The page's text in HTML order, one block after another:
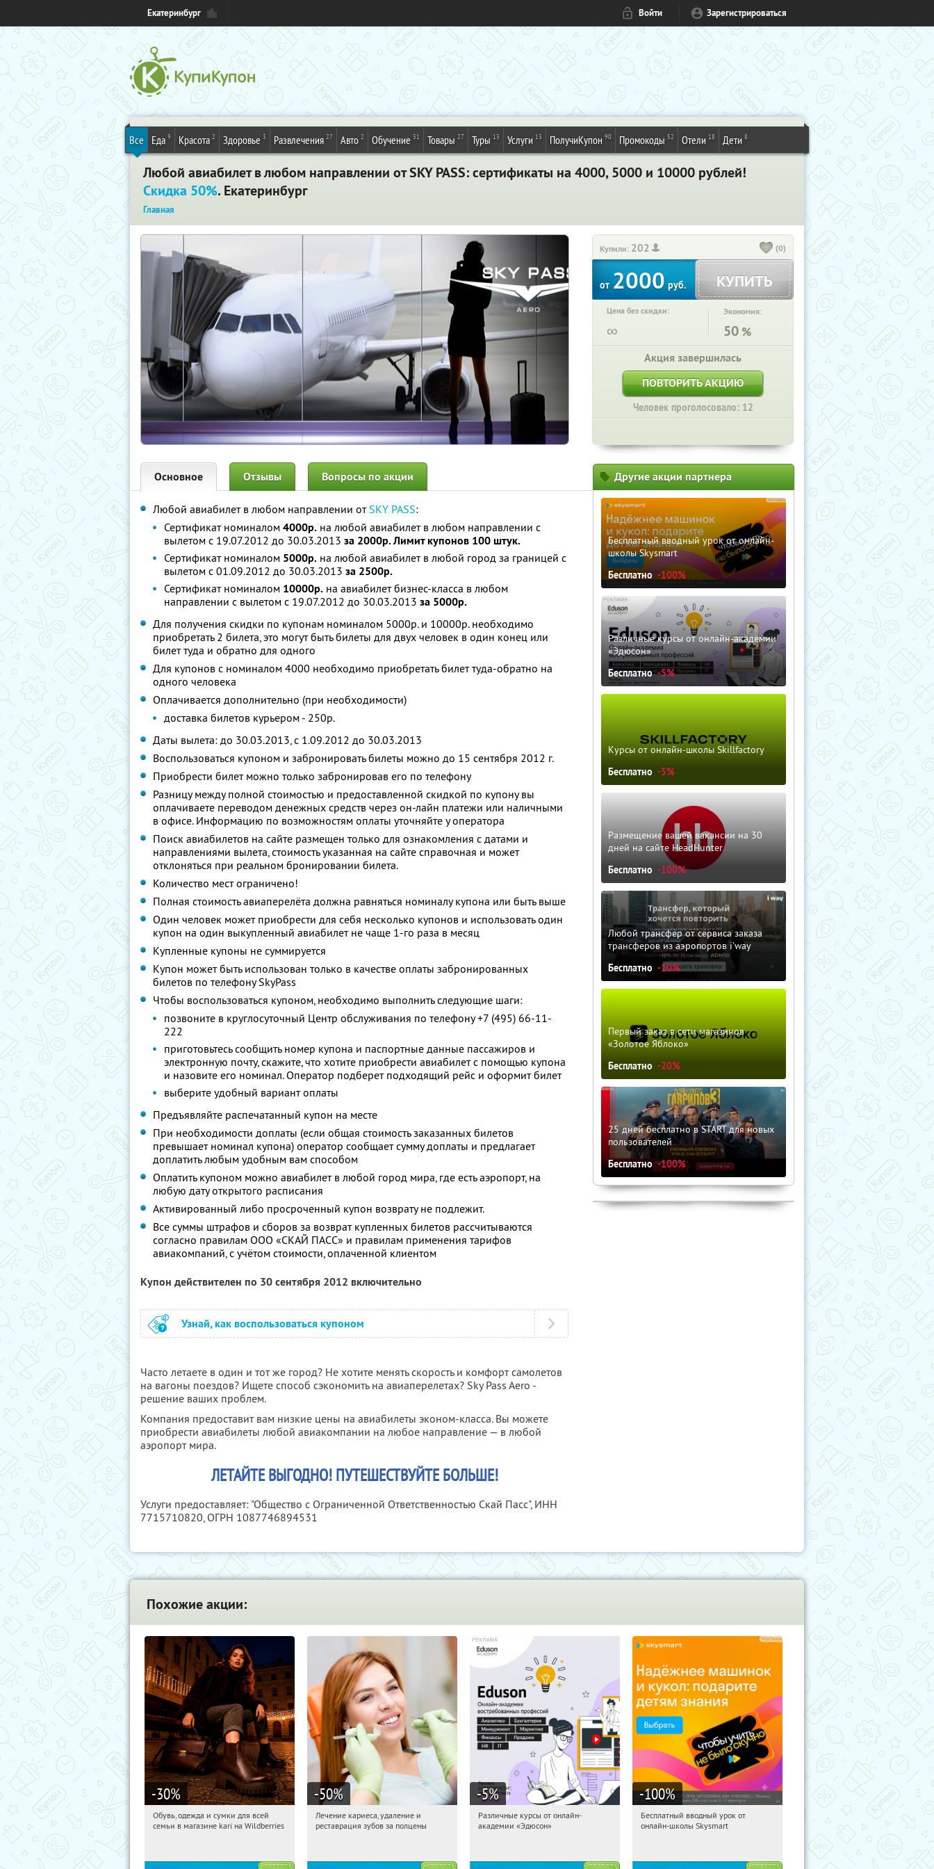
Екатеринбург Войти Зарегистрироваться
Все Еда 9 Красота 2 Здоровье 3 Развлечения 27 Авто 2 Обучение 31 Товары 27 Туры 13 Услуги 13 ПолучиКупон 90 Промокоды 52 Отели 18 Дети 8
Любой авиабилет в любом направлении от SKY PASS: сертификаты на 4000, 5000 и 10000 рублей!
Скидка 50%. Екатеринбург
Главная
Купили: 202 (0)
от 2000 руб. КУПИТЬ
Цена без скидки:
∞
Экономия:
50 %
Акция завершилась
ПОВТОРИТЬ АКЦИЮ
Человек проголосовало: 12
Основное Отзывы Вопросы по акции
Любой авиабилет в любом направлении от SKY PASS:
Сертификат номиналом 4000р. на любой авиабилет в любом направлении с
вылетом c 19.07.2012 до 30.03.2013 за 2000р. Лимит купонов 100 штук.
Сертификат номиналом 5000р. на любой авиабилет в любой город за границей с
вылетом с 01.09.2012 до 30.03.2013 за 2500р.
Сертификат номиналом 10000р. на авиабилет бизнес-класса в любом
направлении с вылетом c 19.07.2012 до 30.03.2013 за 5000р.
Для получения скидки по купонам номиналом 5000р. и 10000р. необходимо
приобретать 2 билета, это могут быть билеты для двух человек в один конец или
билет туда и обратно для одного
Для купонов с номиналом 4000 необходимо приобретать билет туда-обратно на
одного человека
Оплачивается дополнительно (при необходимости)
доставка билетов курьером - 250р.
Даты вылета: до 30.03.2013, c 1.09.2012 до 30.03.2013
Воспользоваться купоном и забронировать билеты можно до 15 сентября 2012 г.
Приобрести билет можно только забронировав его по телефону
Разницу между полной стоимостью и предоставленной скидкой по купону вы
оплачиваете переводом денежных средств через он-лайн платежи или наличными
в офисе. Информацию по возможностям оплаты уточняйте у оператора
Поиск авиабилетов на сайте размещен только для ознакомления с датами и
направлениями вылета, стоимость указанная на сайте справочная и может
отклоняться при реальном бронировании билета.
Количество мест ограничено!
Полная стоимость авиаперелёта должна равняться номиналу купона или быть выше
Один человек может приобрести для себя несколько купонов и использовать один
купон на один выкупленный авиабилет не чаще 1-го раза в месяц
Купленные купоны не суммируется
Купон может быть использован только в качестве оплаты забронированных
билетов по телефону SkyPass
Чтобы воспользоваться купоном, необходимо выполнить следующие шаги:
позвоните в круглосуточный Центр обслуживания по телефону +7 (495) 66-11-
222
приготовьтесь сообщить номер купона и паспортные данные пассажиров и
электронную почту, скажите, что хотите приобрести авиабилет с помощью купона
и назовите его номинал. Оператор подберет подходящий рейс и оформит билет
выберите удобный вариант оплаты
Предъявляйте распечатанный купон на месте
При необходимости доплаты (если общая стоимость заказанных билетов
превышает номинал купона) оператор сообщает сумму доплаты и предлагает
доплатить любым удобным вам способом
Оплатить купоном можно авиабилет в любой город мира, где есть аэропорт, на
любую дату открытого расписания
Активированный либо просроченный купон возврату не подлежит.
Все суммы штрафов и сборов за возврат купленных билетов рассчитываются
согласно правилам ООО «СКАЙ ПАСС» и правилам применения тарифов
авиакомпаний, с учётом стоимости, оплаченной клиентом
Купон действителен по 30 сентября 2012 включительно
Узнай, как воспользоваться купоном
Часто летаете в один и тот же город? Не хотите менять скорость и комфорт самолетов
на вагоны поездов? Ищете способ сэкономить на авиаперелетах? Sky Pass Aero -
решение ваших проблем.
Компания предоставит вам низкие цены на авиабилеты эконом-класса. Вы можете
приобрести авиабилеты любой авиакомпании на любое направление — в любой
аэропорт мира.
ЛЕТАЙТЕ ВЫГОДНО! ПУТЕШЕСТВУЙТЕ БОЛЬШЕ!
Услуги предоставляет: "Общество с Ограниченной Ответственностью Скай Пасс", ИНН
7715710820, ОГРН 1087746894531
Другие акции партнера
Бесплатный вводный урок от онлайн-
школы Skysmart
Бесплатно -100%
Различные курсы от онлайн-академии
«Эдюсон»
Бесплатно -5%
Курсы от онлайн-школы Skillfactory
Бесплатно -5%
Размещение вашей вакансии на 30
дней на сайте HeadHunter
Бесплатно -100%
Любой трансфер от сервиса заказа
трансферов из аэропортов i'way
Бесплатно -10%
Первый заказ в сети магазинов
«Золотое Яблоко»
Бесплатно -20%
25 дней бесплатно в START для новых
пользователей
Бесплатно -100%
Похожие акции:
-30%
11:46:32 Получили:
Обувь, одежда и сумки для всей
семьи в магазине kari на Wildberries
-50%
11:46:32 Получили:
Лечение кариеса, удаление и
реставрация зубов за полцены
-5%
11:46:32 Получили:
Различные курсы от онлайн-
академии «Эдюсон»
-100%
11:46:32
Получи первым!
Бесплатный вводный урок от
онлайн-школы Skysmart